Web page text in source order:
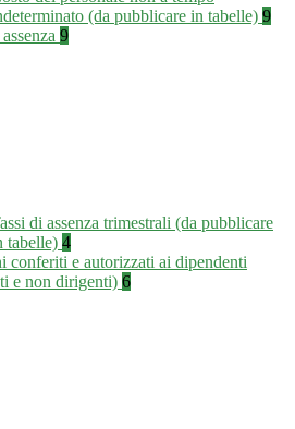
(da pubblicare in tabelle) 9
9
di assenza trimestrali (da pubblicare
tabelle) 4
conferiti e autorizzati ai dipendenti
e non dirigenti) 6